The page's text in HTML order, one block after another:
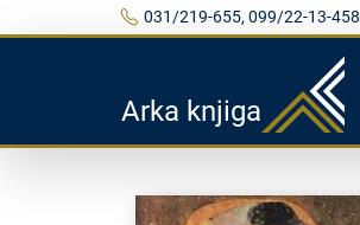
031/219-655, 099/22-13-458
Arka knjiga